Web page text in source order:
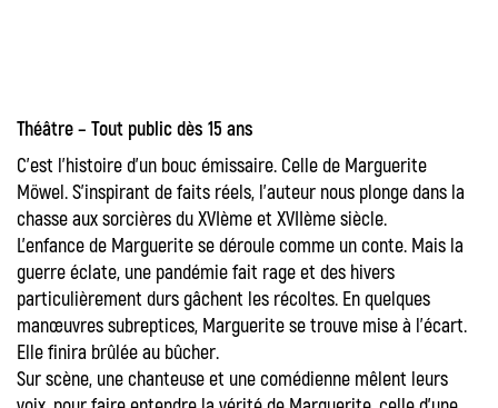
Théâtre – Tout public dès 15 ans
C’est l’histoire d’un bouc émissaire. Celle de Marguerite
Möwel. S’inspirant de faits réels, l’auteur nous plonge dans la
chasse aux sorcières du XVIème et XVIIème siècle.
L’enfance de Marguerite se déroule comme un conte. Mais la
guerre éclate, une pandémie fait rage et des hivers
particulièrement durs gâchent les récoltes. En quelques
manœuvres subreptices, Marguerite se trouve mise à l’écart.
Elle finira brûlée au bûcher.
Sur scène, une chanteuse et une comédienne mêlent leurs